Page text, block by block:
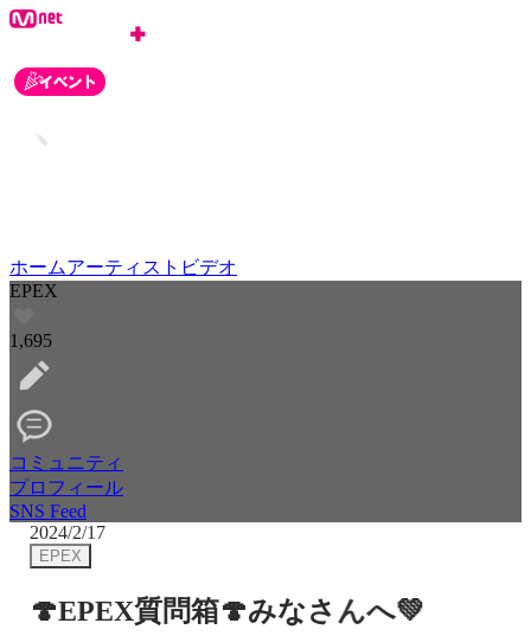
ホームアーティスト ビデオ
EPEX
1,695
コミュニティ
プロフィール
SNS Feed
2024/2/17
EPEX
🍄EPEX質問箱🍄みなさんへ💚